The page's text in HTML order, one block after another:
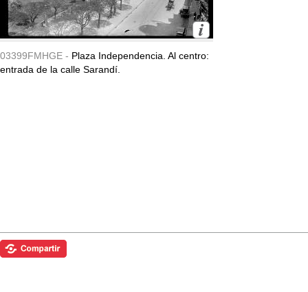
03399FMHGE - Plaza Independencia. Al centro:
entrada de la calle Sarandí.